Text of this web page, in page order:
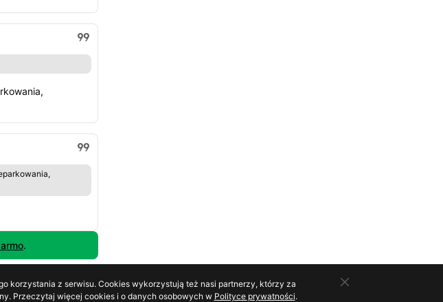
.
korzystania z serwisu. Cookies wykorzystują też nasi partnerzy, którzy za
Przeczytaj więcej cookies i o danych osobowych w Polityce prywatności.